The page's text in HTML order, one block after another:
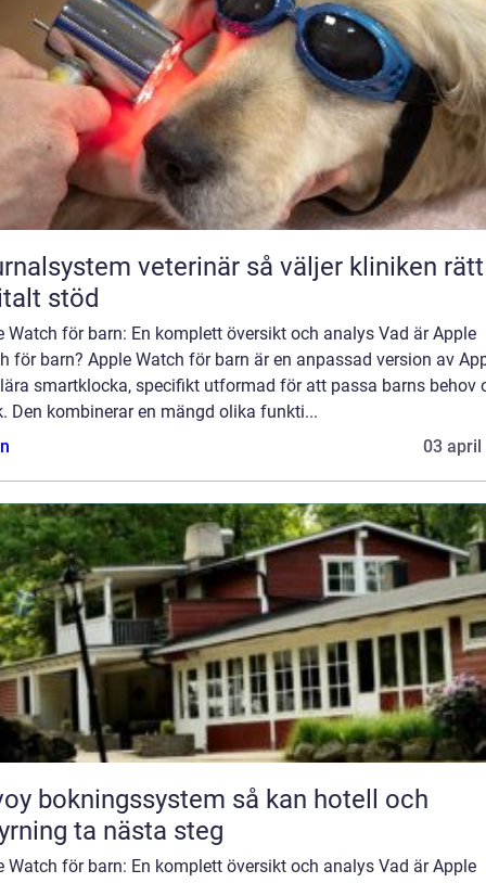
veterinär så väljer kliniken rätt
stöd
Watch för barn: En komplett översikt och analys Vad är Apple
för barn? Apple Watch för barn är en anpassad version av
smartklocka, specifikt utformad för att passa barns behov
Den kombinerar en mängd olika funkti...
03 april
så kan hotell och
ta nästa steg
Watch för barn: En komplett översikt och analys Vad är Apple